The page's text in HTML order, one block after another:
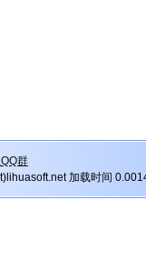
群
加载时间